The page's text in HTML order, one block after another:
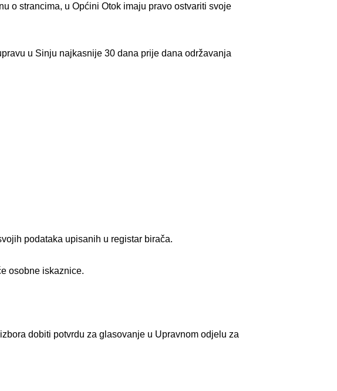
o strancima, u Općini Otok imaju pravo ostvariti svoje
u Sinju najkasnije 30 dana prije dana održavanja
podataka upisanih u registar birača.
osobne iskaznice.
dobiti potvrdu za glasovanje u Upravnom odjelu za